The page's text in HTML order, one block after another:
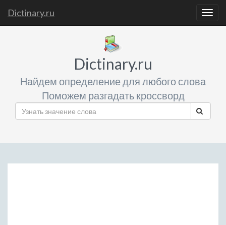
Dictinary.ru
Dictinary.ru
Найдем определение для любого слова
Поможем разгадать кроссворд